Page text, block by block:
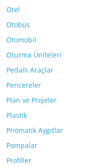
Otel
Otobüs
Otomobil
Oturma Üniteleri
Pedallı Araçlar
Pencereler
Plan ve Projeler
Plastik
Pnömatik Aygıtlar
Pompalar
Profiller